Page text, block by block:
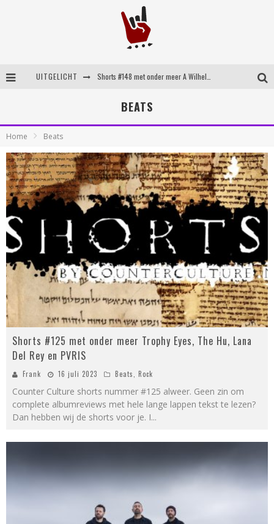
UITGELICHT
Britse emorockers van Basement maken tweede comeback met het indrukwekkende ‘Wired’
BEATS
Home Beats
Shorts #125 met onder meer Trophy Eyes, The Hu, Lana
Del Rey en PVRIS
Frank 16 juli 2023 Beats, Rock
Counter Culture shorts nummer #125 alweer. Geen zin om
complete albumreviews met hele lange lappen tekst te lezen?
Dan hebben wij de shorts voor je. I...